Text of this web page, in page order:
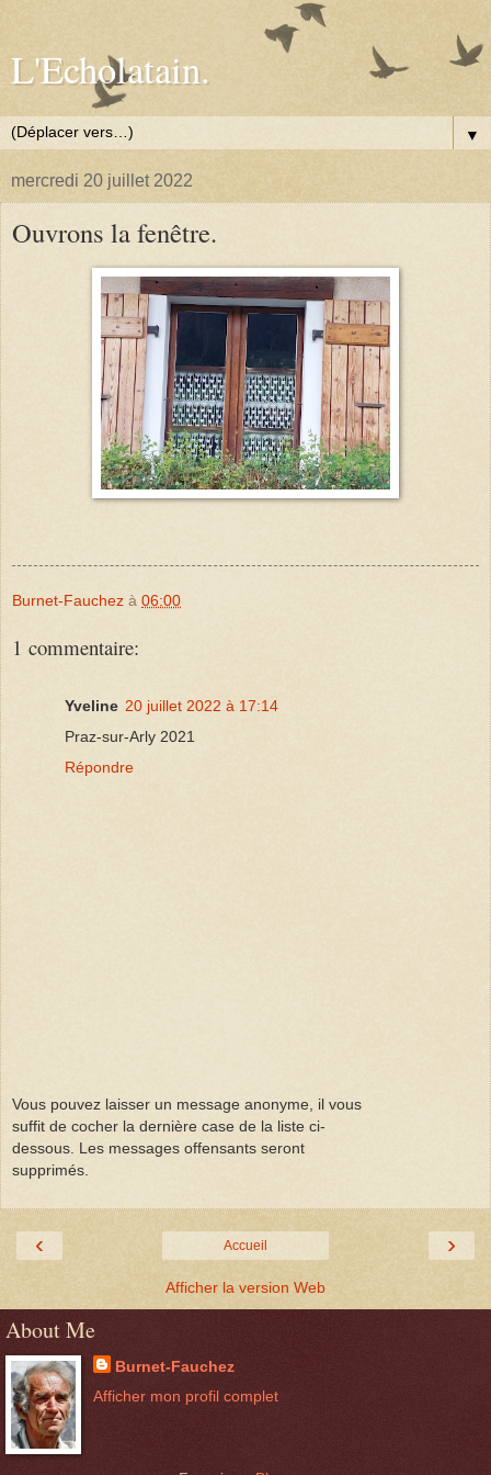
L'Echolatain.
▼
mercredi 20 juillet 2022
Ouvrons la fenêtre.
Burnet-Fauchez à 06:00
1 commentaire:
Yveline 20 juillet 2022 à 17:14
Praz-sur-Arly 2021
Répondre
Vous pouvez laisser un message anonyme, il vous
suffit de cocher la dernière case de la liste ci-
dessous. Les messages offensants seront
supprimés.
‹ ›
Accueil
Afficher la version Web
About Me
Burnet-Fauchez
Afficher mon profil complet